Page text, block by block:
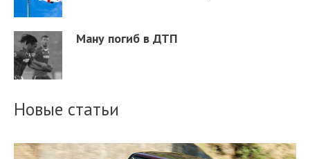
Ману погиб в ДТП
Новые статьи